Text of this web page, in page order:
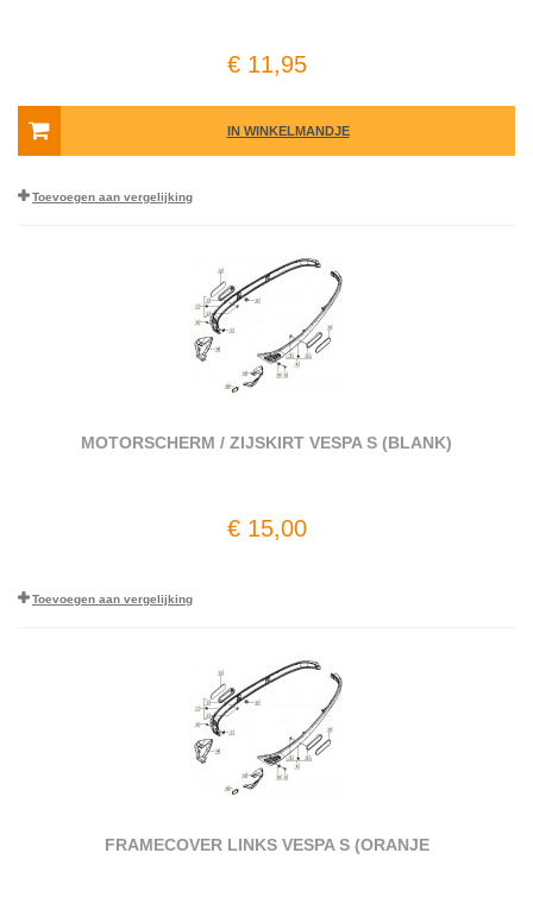
€ 11,95
IN WINKELMANDJE
Toevoegen aan vergelijking
MOTORSCHERM / ZIJSKIRT VESPA S (BLANK)
€ 15,00
Toevoegen aan vergelijking
FRAMECOVER LINKS VESPA S (ORANJE